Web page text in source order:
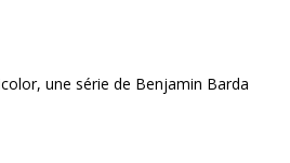
une série de Benjamin Barda